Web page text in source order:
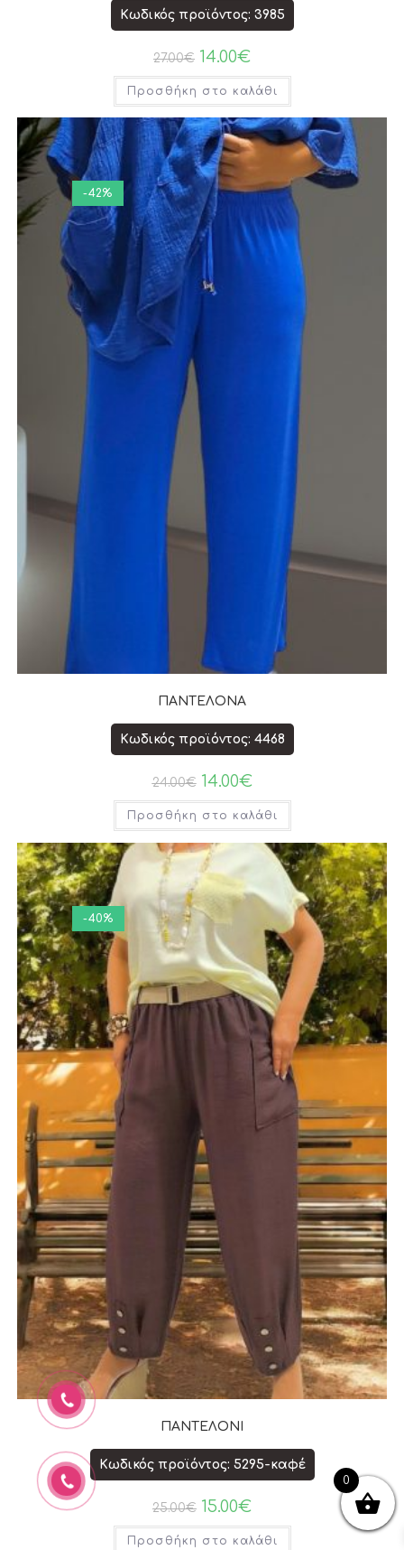
Κωδικός προϊόντος: 3985
27.00€ 14.00€
Προσθήκη στο καλάθι
-42%
ΠΑΝΤΕΛΟΝΑ
Κωδικός προϊόντος: 4468
24.00€ 14.00€
Προσθήκη στο καλάθι
-40%
ΠΑΝΤΕΛΟΝΙ
Κωδικός προϊόντος: 5295-καφέ
25.00€ 15.00€
Προσθήκη στο καλάθι
0